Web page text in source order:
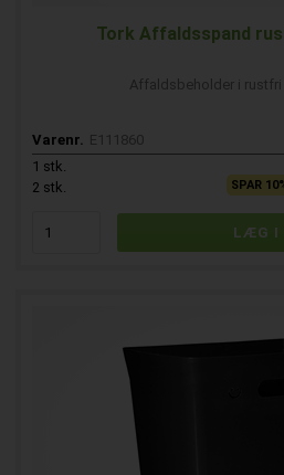
Tork Affaldsspand
Affaldsbeholder i rustfri
Varenr. E111860
1 stk.
2 stk. SPAR